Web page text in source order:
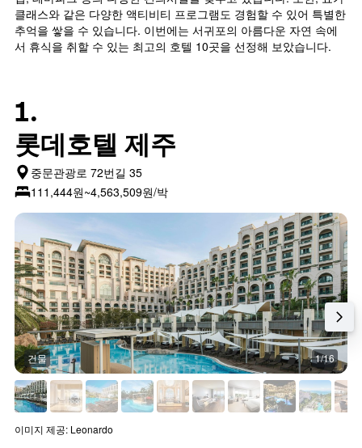
간
찾
아
본
객
실
의
평
균
가
을
표
시
하
는
1
개
의
Y
축
이
있
습
니
다.
를
표
시
의
X
축
이
있
습
니
차
트
에
는
지
난
3
일
간
찾
아
본
이
에
는
투
전
인
지
를
표
시
하
1
개
의
X
축
이
있
습
니
다.
차
트
에
클래스와 같은 다양한 액티비티 프로그램도 경험할 수 있어 특별한
추억을 쌓을 수 있습니다. 이번에는 서귀포의 아름다운 자연 속에
서 휴식을 취할 수 있는 최고의 호텔 10곳을 선정해 보았습니다.
1.
롯데호텔 제주
중문관광로 72번길 35
111,444원~4,563,509원/박
건물 1/16
이미지 제공: Leonardo